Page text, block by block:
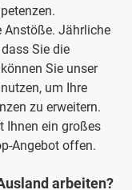
Anstöße. Jährliche
Sie die
Sie unser
um Ihre
zu erweitern.
Ihnen ein großes
Angebot offen.
arbeiten?